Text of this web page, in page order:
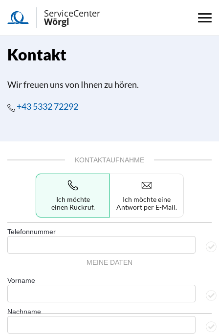
ServiceCenter
Wörgl
Kontakt
Wir freuen uns von Ihnen zu hören.
+43 5332 72292
KONTAKTAUFNAHME
Ich möchte
einen Rückruf.
Ich möchte eine
Antwort per E-Mail.
Telefonnummer
MEINE DATEN
Vorname
Nachname